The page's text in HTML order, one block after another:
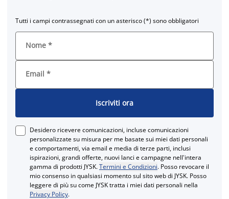
Tutti i campi contrassegnati con un asterisco (*) sono obbligatori
Nome *
Email *
Iscriviti ora
Desidero ricevere comunicazioni, incluse comunicazioni
personalizzate su misura per me basate sui miei dati personali
e comportamenti, via email e media di terze parti, inclusi
ispirazioni, grandi offerte, nuovi lanci e campagne nell'intera
gamma di prodotti JYSK.Termini e Condizioni. Posso revocare il
mio consenso in qualsiasi momento sul sito web di JYSK. Posso
leggere di più su come JYSK tratta i miei dati personali nella
Privacy Policy.